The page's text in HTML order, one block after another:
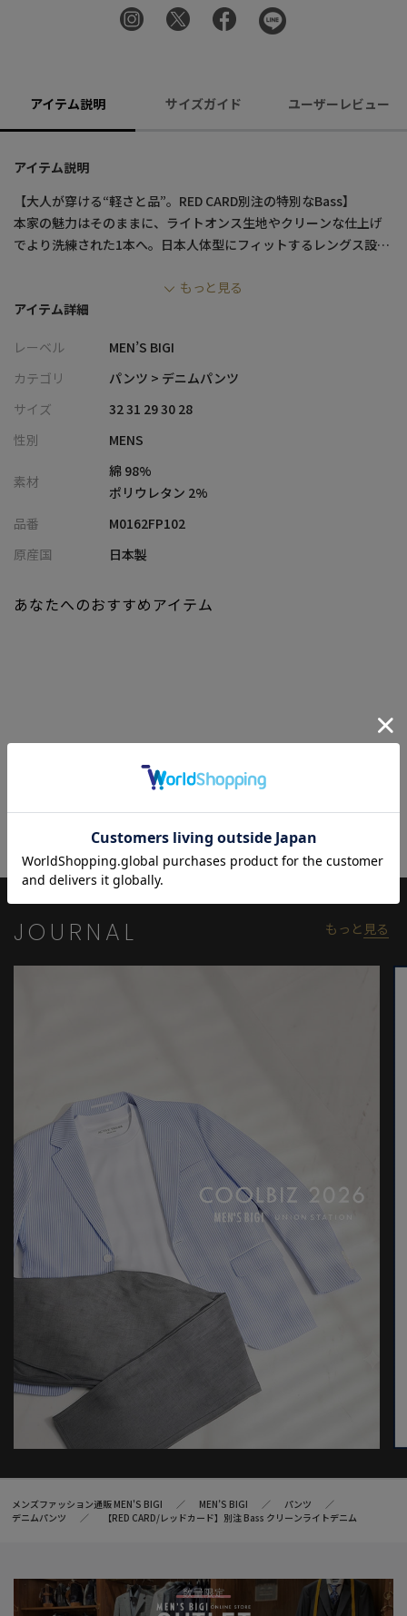
アイテム説明 サイズガイド ユーザーレビュー
アイテム説明
【大人が穿ける“軽さと品”。RED CARD別注の特別なBass】
本家の魅力はそのままに、ライトオンス生地やクリーンな仕上げ
でより洗練された1本へ。日本人体型にフィットするレングス設計
【デザイン/素材】
LIGHT GREYカラーで別注。
インラインより1オンス軽い12.5ozデニムを採用し、軽快な穿き心
また、アジア人の体型に合わせたレングス75cmで設定し、裾が溜
まりすぎないスマートな落ち感です。
ポケット・裾のダメージ加工をあえて省き、ステッチはすべて同
色に統一。大人が品よく穿けるミニマルな表情に仕上げました。
【シルエット】
RED CARD TOKYOで最も人気の高いRhythm(スリムテーパード)
を拾い過ぎず、かといってルーズ過ぎず絶妙な細さを再現してい
袋布）にはMEN’S BIGIのロゴスタンプを施し、見えない部分に遊
び心とこだわりをプラスしています。
普段使いからきれいめスタイルまで対応しやすい、絶妙なスリム
テーパードラインが魅力。
本家のDNAを尊重しながら、より都会的で上品な一本に進化した
大人のためのデニムパンツです。
【RED CARD】
に立体感が感じられるウォッシュ加工、アタリやヒゲのユーズド
加工など、日本の繊細なクオリティーが随所に見える佇まい。単
なるワークウェアとしてのデニムとは真逆の発想を持ち、きめ細
※照明・光の加減、PCやスマートフォンなどの環境により、製品
と画像のカラーの見え方が異なる場合がございます。
※画像はサンプルのため、色味やサイズ等の仕様が変更になる場
合がございます。
※サイズは弊社規定の採寸によって記載しておりますが、若干の
個体差が生じる場合がございます。
もっと見る
アイテム詳細
レーベル
MEN’S BIGI
カテゴリ
パンツ > デニムパンツ
サイズ
32 31 29 30 28
性別
MENS
素材
綿 98%
ポリウレタン 2%
品番
M0162FP102
原産国
日本製
あなたへのおすすめアイテム
JOURNAL もっと 見る
メンズファッション通販 MEN'S BIGI MEN’S BIGI
パンツ
デニムパンツ
【RED CARD/レッドカード】別注 Bass クリーンライトデニム